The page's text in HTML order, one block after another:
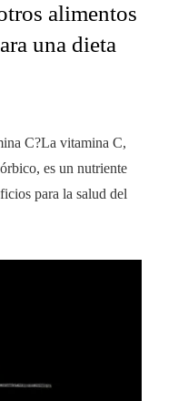
alimentos
una dieta
C?La vitamina C,
es un nutriente
para la salud del